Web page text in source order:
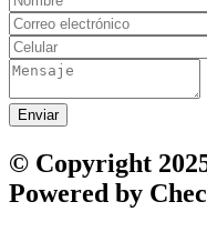
Enviar
© Copyright
Powered by